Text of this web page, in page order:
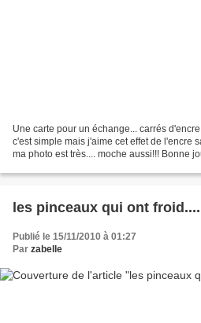
Une carte pour un échange... carrés
c'est simple mais j'aime cet effet de l'encre
ma photo est très.... moche aussi!!! Bonne
les pinceaux qui ont froid....
Publié le 15/11/2010 à 01:27
Par zabelle